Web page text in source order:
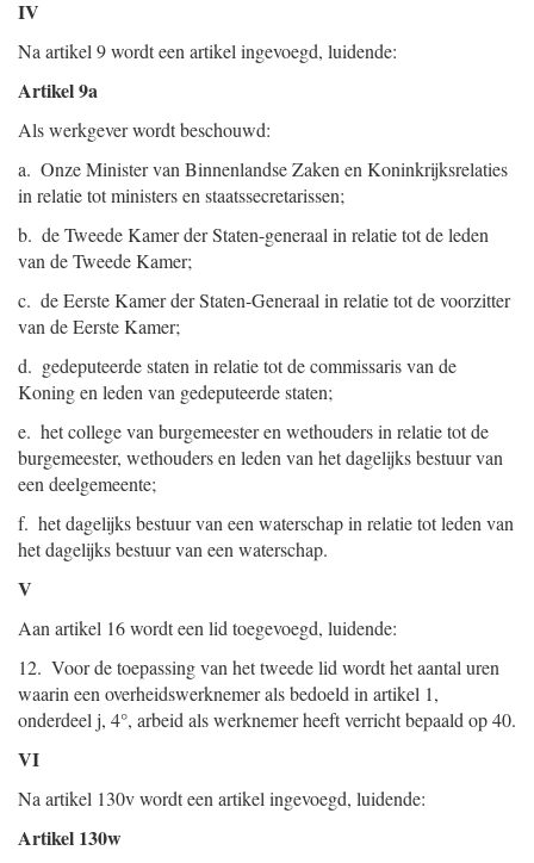
IV
Na artikel 9 wordt een artikel ingevoegd, luidende:
Artikel 9a
Als werkgever wordt beschouwd:
a. Onze Minister van Binnenlandse Zaken en Koninkrijksrelaties
in relatie tot ministers en staatssecretarissen;
b. de Tweede Kamer der Staten-generaal in relatie tot de leden
van de Tweede Kamer;
c. de Eerste Kamer der Staten-Generaal in relatie tot de voorzitter
van de Eerste Kamer;
d. gedeputeerde staten in relatie tot de commissaris van de
Koning en leden van gedeputeerde staten;
e. het college van burgemeester en wethouders in relatie tot de
burgemeester, wethouders en leden van het dagelijks bestuur van
een deelgemeente;
f. het dagelijks bestuur van een waterschap in relatie tot leden van
het dagelijks bestuur van een waterschap.
V
Aan artikel 16 wordt een lid toegevoegd, luidende:
12. Voor de toepassing van het tweede lid wordt het aantal uren
waarin een overheidswerknemer als bedoeld in artikel 1,
onderdeel j, 4°, arbeid als werknemer heeft verricht bepaald op 40.
VI
Na artikel 130v wordt een artikel ingevoegd, luidende:
Artikel 130w